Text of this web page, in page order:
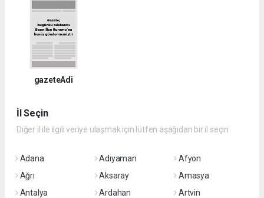
gazeteAdi
İl Seçin
Diğer il ile ilgili veriye ulaşmak için lütfen aşağıdan bir il seçin
Adana Adıyaman
Afyon
Ağrı
Aksaray
Amasya
Antalya
Ardahan
Artvin